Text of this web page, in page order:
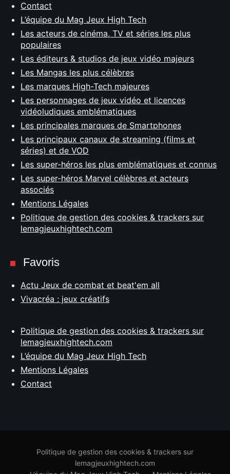
Contact
L’équipe du Mag Jeux High Tech
Les acteurs de cinéma, TV et séries les plus
populaires
Les éditeurs & studios de jeux vidéo majeurs
Les Mangas les plus célèbres
Les marques High-Tech majeures
Les personnages de jeux vidéo et licences
vidéoludiques emblématiques
Les principales marques de Smartphones
Les principaux canaux de streaming (films et
séries) et de VOD
Les super-héros les plus emblématiques et connus
Les super-héros Marvel célèbres et acteurs
associés
Mentions Légales
Politique de gestion des cookies & trackers sur
lemagjeuxhightech.com
Favoris
Actu Jeux de combat et beat'em all
Vivacréa : jeux créatifs
Politique de gestion des cookies & trackers sur
lemagjeuxhightech.com
L’équipe du Mag Jeux High Tech
Mentions Légales
Contact
Politique de gestion des cookies & trackers sur
lemagjeuxhightech.com